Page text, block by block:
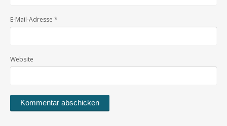
E-Mail-Adresse *
Website